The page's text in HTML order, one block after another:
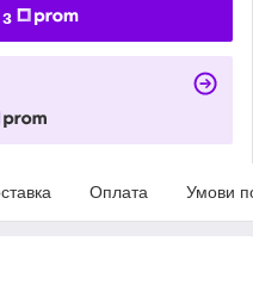
Оплата Умови